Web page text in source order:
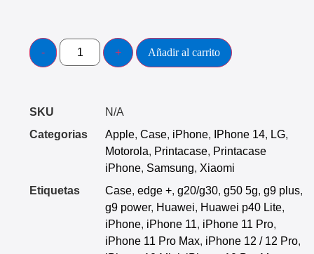
Añadir al carrito
SKU
N/A
Categorias
Apple, Case, iPhone, IPhone 14, LG,
Motorola, Printacase, Printacase
iPhone, Samsung, Xiaomi
Etiquetas
Case, edge +, g20/g30, g50 5g, g9 plus,
g9 power, Huawei, Huawei p40 Lite,
iPhone, iPhone 11, iPhone 11 Pro,
iPhone 11 Pro Max, iPhone 12 / 12 Pro,